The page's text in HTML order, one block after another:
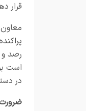
قرار
رصد
است
در